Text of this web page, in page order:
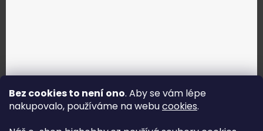
Bez cookies to není ono. Aby se vám lépe
nakupovalo, používáme na webucookies.